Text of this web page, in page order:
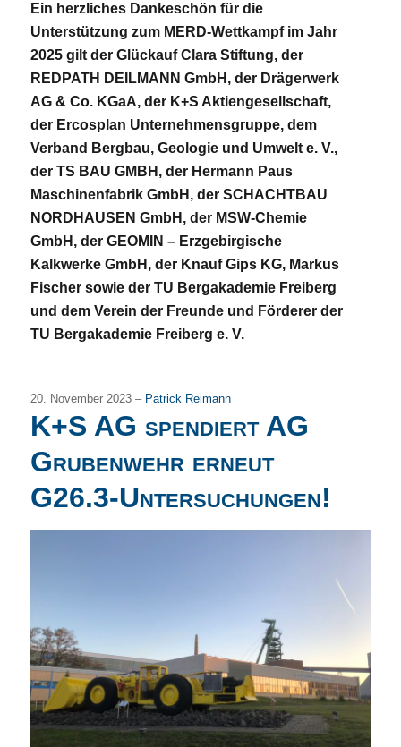
Ein herzliches Dankeschön für die
Unterstützung zum MERD-Wettkampf im Jahr
2025 gilt der Glückauf Clara Stiftung, der
REDPATH DEILMANN GmbH, der Drägerwerk
AG & Co. KGaA, der K+S Aktiengesellschaft,
der Ercosplan Unternehmensgruppe, dem
Verband Bergbau, Geologie und Umwelt e. V.,
der TS BAU GMBH, der Hermann Paus
Maschinenfabrik GmbH, der SCHACHTBAU
NORDHAUSEN GmbH, der MSW-Chemie
GmbH, der GEOMIN – Erzgebirgische
Kalkwerke GmbH, der Knauf Gips KG, Markus
Fischer sowie der TU Bergakademie Freiberg
und dem Verein der Freunde und Förderer der
TU Bergakademie Freiberg e. V.
20. November 2023 – Patrick Reimann
K+S AG spendiert AG
Grubenwehr erneut
G26.3-Untersuchungen!